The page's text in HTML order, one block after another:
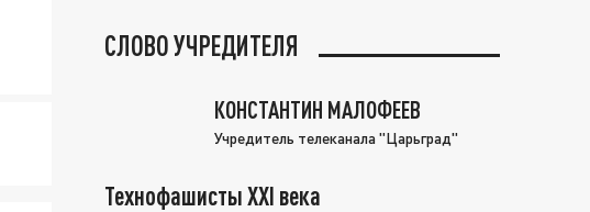
СЛОВО УЧРЕДИТЕЛЯ
КОНСТАНТИН МАЛОФЕЕВ
Учредитель телеканала "Царьград"
Технофашисты XXI века